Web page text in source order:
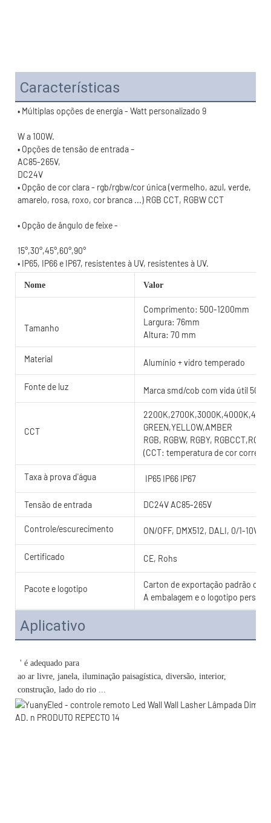
Características
• Opção de cor clara - rgb/rgbw/cor única (vermelho, azul, verde,
15°,30°,45°,60°,90°
Nome Valor
Tamanho
Comprimento: 500-1200mm
Largura: 76mm
Altura: 70 mm
Material Alumínio + vidro temperado
Fonte de luz Marca smd/cob com vida útil
CCT
GREEN,YELLOW,AMBER
RGB, RGBW, RGBY,
(CCT: temperatura de cor
Taxa à prova d'água IP65 IP66 IP67
Tensão de entrada DC24V AC85-265V
Controle/escurecimento ON/OFF, DMX512, DALI, 0/1-10V,
Certificado CE, Rohs
Pacote e logotipo
Carton de exportação padrão
A embalagem e o logotipo
Aplicativo
ao ar livre, janela, iluminação paisagística, diversão, interior,